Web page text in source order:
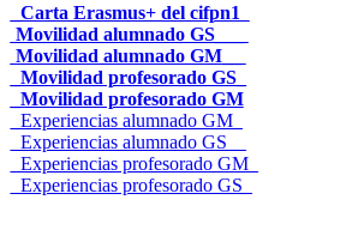
_Carta Erasmus+ del cifpn1
Movilidad alumnado GS___
Movilidad alumnado GM__
_Movilidad profesorado GS_
_Movilidad profesorado GM
_Experiencias alumnado GM_
_Experiencias alumnado GS__
_Experiencias profesorado GM_
_Experiencias profesorado GS_